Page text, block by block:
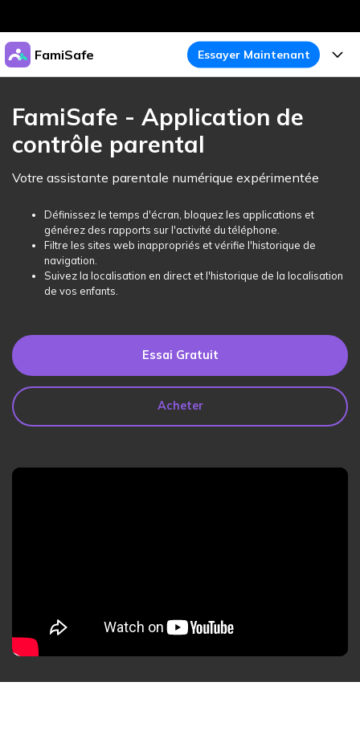
Produits phares
Utilité
Aperçu
Solutions
Actualités
Boutique
Support
FamiSafe Essayer Maintenant
FamiSafe
Protégez la Vie Numérique de Vos Enfants
Essai Gratuit
FamiSafe pour Écoles
Essai Gratuit
Fonctionnalités
Activité de l'Appareil
Service de Localisation
Blog
Traceur de Localisation
Temps d'Écran
Blocage d'Apps
Lire Plus>
Ressources
Thèmes Phares
Guide FamiSafe
Tarifs
FamiSafe - Application de
contrôle parental
Votre assistante parentale numérique expérimentée
Définissez le temps d'écran, bloquez les applications et
générez des rapports sur l'activité du téléphone.
Filtre les sites web inappropriés et vérifie l'historique de
navigation.
Suivez la localisation en direct et l'historique de la localisation
de vos enfants.
Essai Gratuit
Acheter